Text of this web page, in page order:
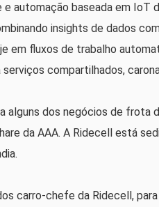
automação baseada em IoT
insights de dados
em fluxos de trabalho
compartilhados,
alguns dos negócios de frota
da AAA. A Ridecell está
carro-chefe da Ridecell,